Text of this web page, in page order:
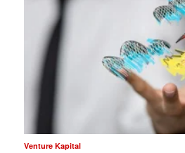
Venture Kapital